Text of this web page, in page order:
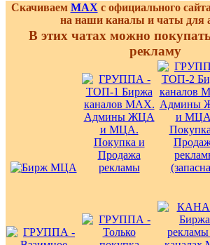
Скачиваем MAX с официального
на наши каналы и чаты для
В этих чатах можно
рекламу